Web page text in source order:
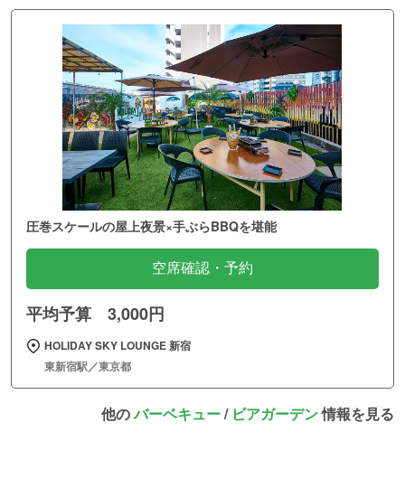
圧巻スケールの屋上夜景×手ぶらBBQを堪能
空席確認・予約
平均予算 3,000円
HOLIDAY SKY LOUNGE 新宿
東新宿駅／東京都
他のバーベキュー/ ビアガーデン情報を見る